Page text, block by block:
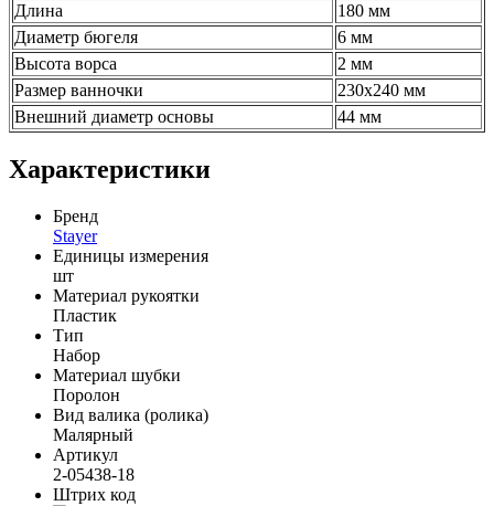
Длина
180 мм
Диаметр бюгеля
6 мм
Высота ворса
2 мм
Размер ванночки
230х240 мм
Внешний диаметр основы
44 мм
Характеристики
Бренд
Stayer
Единицы измерения
шт
Материал рукоятки
Пластик
Тип
Набор
Материал шубки
Поролон
Вид валика (ролика)
Малярный
Артикул
2-05438-18
Штрих код